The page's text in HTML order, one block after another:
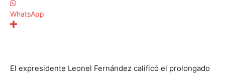
WhatsApp
El expresidente Leonel Fernández calificó el prolongado